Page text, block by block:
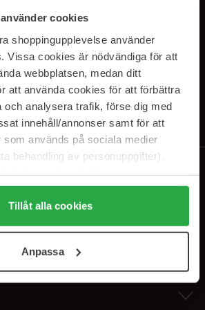
cookies
shoppingupplevelse använder
Vissa cookies är nödvändiga för att
webbplatsen, medan ditt
att använda cookies för att förbättra
och analysera trafik, förse dig med
innehåll/annonser samt för att
används på sociala medier
behandling av personuppgifter).
"Tillåt alla cookies" accepterar du
du under "Detaljer" kan anpassa
Du kan när som helst återkalla
Tillåt alla cookies
Anpassa
TO OUR
du vårpersonvernerklæring. Du kan melde deg